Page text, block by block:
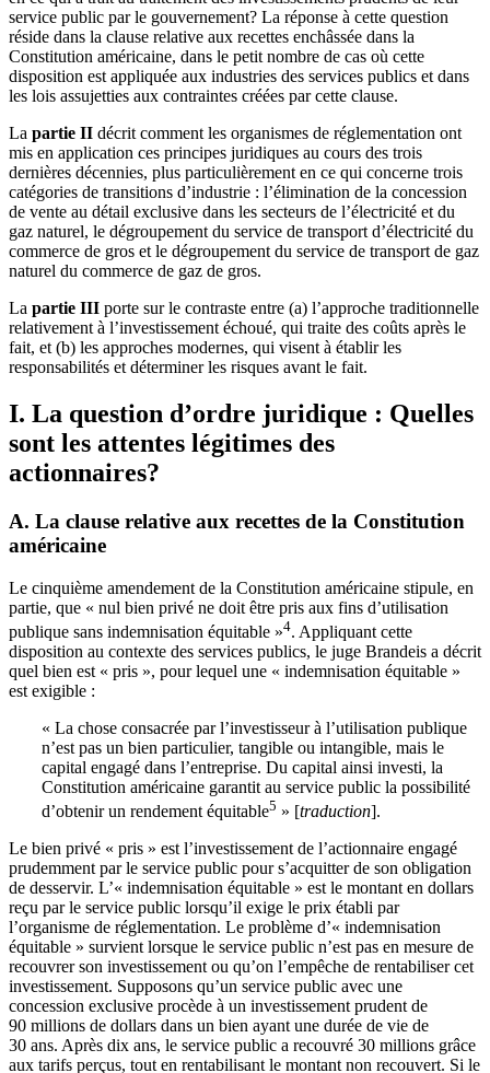
service public par le gouvernement? La réponse à cette question
réside dans la clause relative aux recettes enchâssée dans la
Constitution américaine, dans le petit nombre de cas où cette
disposition est appliquée aux industries des services publics et dans
les lois assujetties aux contraintes créées par cette clause.
La partie II décrit comment les organismes de réglementation ont
mis en application ces principes juridiques au cours des trois
dernières décennies, plus particulièrement en ce qui concerne trois
catégories de transitions d’industrie : l’élimination de la concession
de vente au détail exclusive dans les secteurs de l’électricité et du
gaz naturel, le dégroupement du service de transport d’électricité du
commerce de gros et le dégroupement du service de transport de gaz
naturel du commerce de gaz de gros.
La partie III porte sur le contraste entre (a) l’approche traditionnelle
relativement à l’investissement échoué, qui traite des coûts après le
fait, et (b) les approches modernes, qui visent à établir les
responsabilités et déterminer les risques avant le fait.
I. La question d’ordre juridique : Quelles
sont les attentes légitimes des
actionnaires?
A. La clause relative aux recettes de la Constitution
américaine
Le cinquième amendement de la Constitution américaine stipule, en
partie, que « nul bien privé ne doit être pris aux fins d’utilisation
publique sans indemnisation équitable »4. Appliquant cette
disposition au contexte des services publics, le juge Brandeis a décrit
quel bien est « pris », pour lequel une « indemnisation équitable »
est exigible :
« La chose consacrée par l’investisseur à l’utilisation publique
n’est pas un bien particulier, tangible ou intangible, mais le
capital engagé dans l’entreprise. Du capital ainsi investi, la
Constitution américaine garantit au service public la possibilité
d’obtenir un rendement équitable5 » [traduction].
Le bien privé « pris » est l’investissement de l’actionnaire engagé
prudemment par le service public pour s’acquitter de son obligation
de desservir. L’« indemnisation équitable » est le montant en dollars
reçu par le service public lorsqu’il exige le prix établi par
l’organisme de réglementation. Le problème d’« indemnisation
équitable » survient lorsque le service public n’est pas en mesure de
recouvrer son investissement ou qu’on l’empêche de rentabiliser cet
investissement. Supposons qu’un service public avec une
concession exclusive procède à un investissement prudent de
90 millions de dollars dans un bien ayant une durée de vie de
30 ans. Après dix ans, le service public a recouvré 30 millions grâce
aux tarifs perçus, tout en rentabilisant le montant non recouvert. Si le